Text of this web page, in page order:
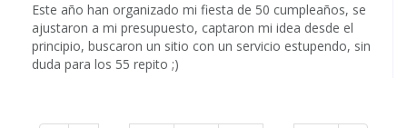
Este año han organizado mi fiesta de 50 cumpleaños, se
ajustaron a mi presupuesto, captaron mi idea desde el
principio, buscaron un sitio con un servicio estupendo, sin
duda para los 55 repito ;)